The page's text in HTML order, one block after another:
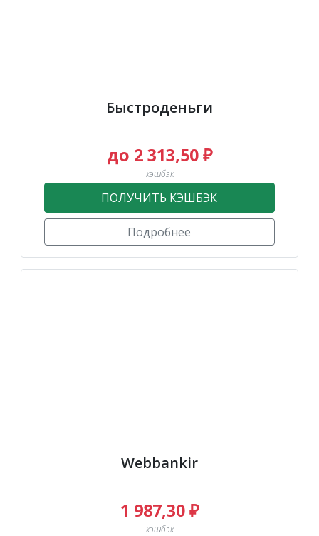
Быстроденьги
до 2 313,50 ₽
кэшбэк
ПОЛУЧИТЬ КЭШБЭК
Подробнее
Webbankir
1 987,30 ₽
кэшбэк